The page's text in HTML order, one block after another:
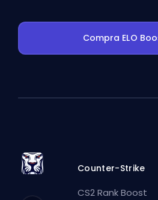
Compra ELO
Counter-Strike
CS2 Rank Boost